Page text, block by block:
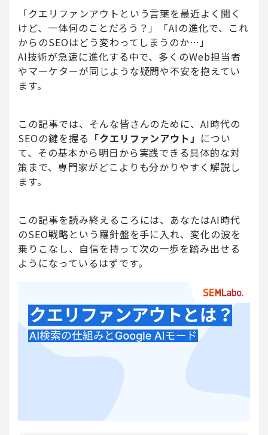
「クエリファンアウトという言葉を最近よく聞く
けど、一体何のことだろう？」「AIの進化で、これ
からのSEOはどう変わってしまうのか…」
AI技術が急速に進化する中で、多くのWeb担当者
やマーケターが同じような疑問や不安を抱えてい
ます。
この記事では、そんな皆さんのために、AI時代の
SEOの鍵を握る 「クエリファンアウト」 につい
て、その基本から明日から実践できる具体的な対
策まで、専門家がどこよりも分かりやすく解説し
ます。
この記事を読み終えるころには、あなたはAI時代
のSEO戦略という羅針盤を手に入れ、変化の波を
乗りこなし、自信を持って次の一歩を踏み出せる
ようになっているはずです。